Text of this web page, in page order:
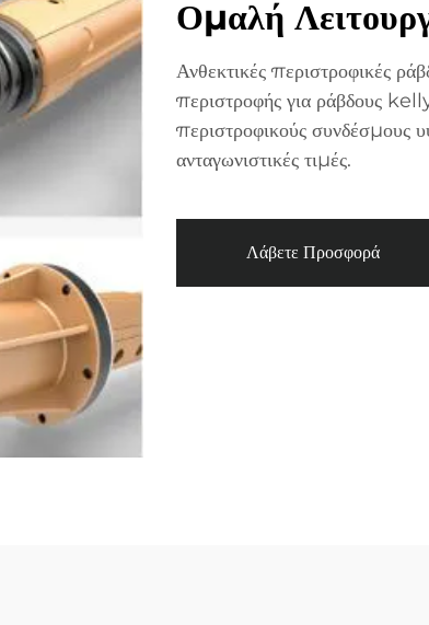
Ομαλή
Ανθεκτικές περιστροφικές
περιστροφής για ράβδους
περιστροφικούς συνδέσμους
ανταγωνιστικές τιμές.
Λάβετε Προσφορά